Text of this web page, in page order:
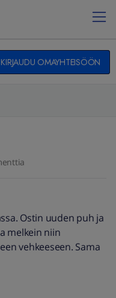
KIRJAUDU OMAYHTEISÖÖN
Ostin uuden puh ja
melkein niin
vehkeeseen. Sama